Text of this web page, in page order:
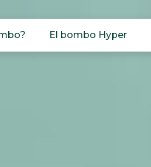
El bombo Hyper